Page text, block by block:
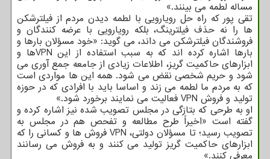
مساله لطمه می بینند.»
تقی پور که راه حل رویارویی با لطمه دیدن مردم از فیلترشکن
ها را نه حذف فیلترینگ، بلکه رویارویی با عرضه کنندگان و
فروشندگان فیلترشکن می داند، می گوید: «خود مسؤلان بارها و
بارها اشاره کرده اند که به سبب استفاده از این VPNها و
ابزارهای حاکمیت گریز، اطلاعات زیادی از جامعه جمع آوری می
شود و حریم شخصی نقض می شود. همه این ها مواردی است
که به مردم ما لطمه می زند و اساسا باید با افرادی که در حوزه
تولید و فروش VPN فعالیت می نمایند برخورد شود.»
او به طرحی که بتازگی در مجلس تصویب شده نیز اشاره کرده و
گفته است «اخیراً طرح مطالعه و تفحص هم در مجلس به
تصویب رسید؛ تا مسؤلان دولتی، VPN فروش ها و کسانی را که
ابزارهای حاکمیت گریز تولید می کنند و به فروش می رسانند